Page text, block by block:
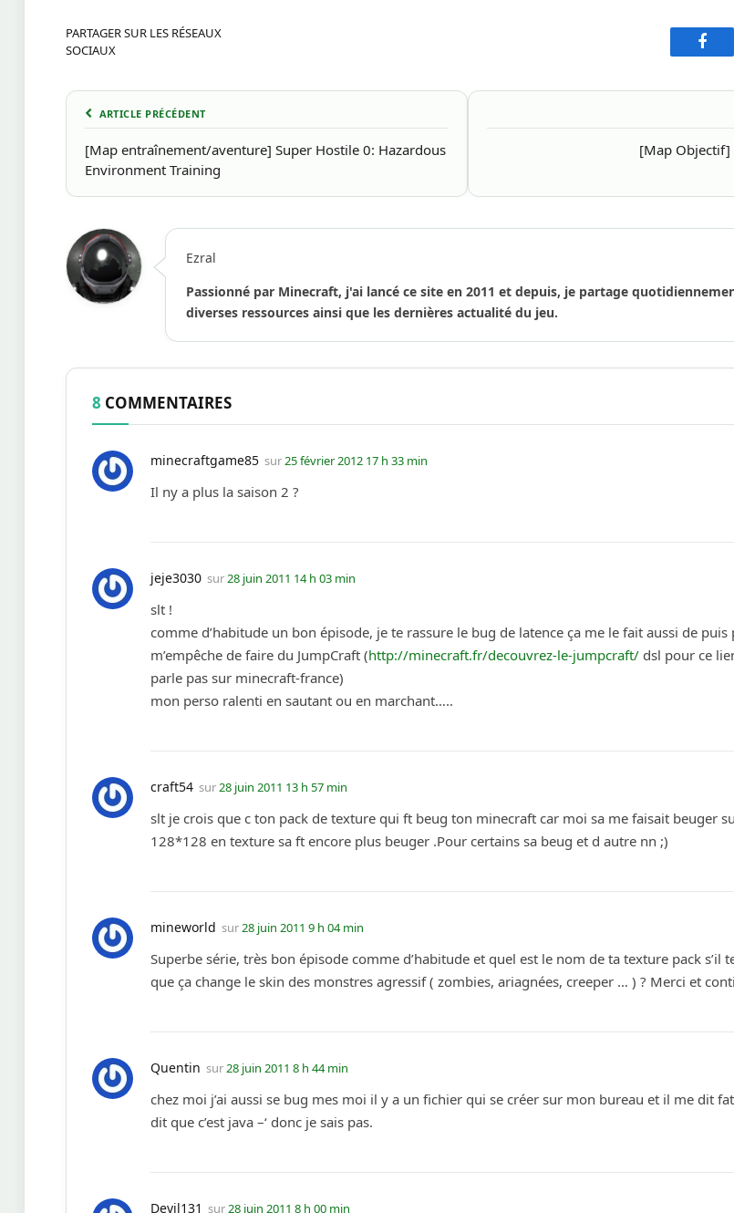
PARTAGER SUR LES RÉSEAUX
SOCIAUX
ARTICLE PRÉCÉDENT
[Map entraînement/aventure] Super Hostile 0: Hazardous
Environment Training
[Map Objectif]
Ezral
Passionné par Minecraft, j'ai lancé ce site en 2011 et depuis, je partage
diverses ressources ainsi que les dernières actualité du jeu.
8 COMMENTAIRES
minecraftgame85 sur25 février 2012 17 h 33 min
Il ny a plus la saison 2 ?
jeje3030 sur28 juin 2011 14 h 03 min
slt !
comme d’habitude un bon épisode, je te rassure le bug de latence ça me le fait aussi de puis
m’empêche de faire du JumpCraft (http://minecraft.fr/decouvrez-le-jumpcraft/ dsl pour ce
parle pas sur minecraft-france)
mon perso ralenti en sautant ou en marchant…..
craft54 sur28 juin 2011 13 h 57 min
slt je crois que c ton pack de texture qui ft beug ton minecraft car moi sa me faisait beuger
128*128 en texture sa ft encore plus beuger .Pour certains sa beug et d autre nn ;)
mineworld sur28 juin 2011 9 h 04 min
Superbe série, très bon épisode comme d’habitude et quel est le nom de ta texture pack s’il
que ça change le skin des monstres agressif ( zombies, ariagnées, creeper … ) ? Merci et
Quentin sur28 juin 2011 8 h 44 min
chez moi j’ai aussi se bug mes moi il y a un fichier qui se créer sur mon bureau et il me dit
dit que c’est java –‘ donc je sais pas.
Devil131 sur28 juin 2011 8 h 00 min